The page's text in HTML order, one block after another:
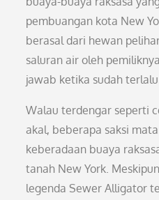
pembuangan kota New
berasal dari hewan
saluran air oleh
jawab ketika sudah
Walau terdengar seperti
akal, beberapa saksi
keberadaan buaya
tanah New York.
legenda Sewer Alligator